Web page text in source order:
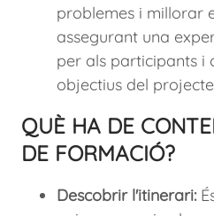
problemes i millorar
assegurant una
per als participants i
objectius del
QUÈ HA DE
DE FORMACIÓ?
Descobrir l'itinerari: